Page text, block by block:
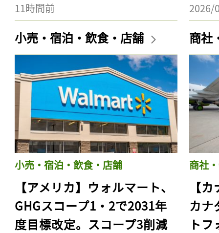
11時間前 2026/
小売・宿泊・飲食・店舗
小売・宿泊・飲食・店舗
【アメリカ】ウォルマート、
GHGスコープ1・2で2031年
度目標改定。スコープ3削減
商社
商社
【
カナ
ト